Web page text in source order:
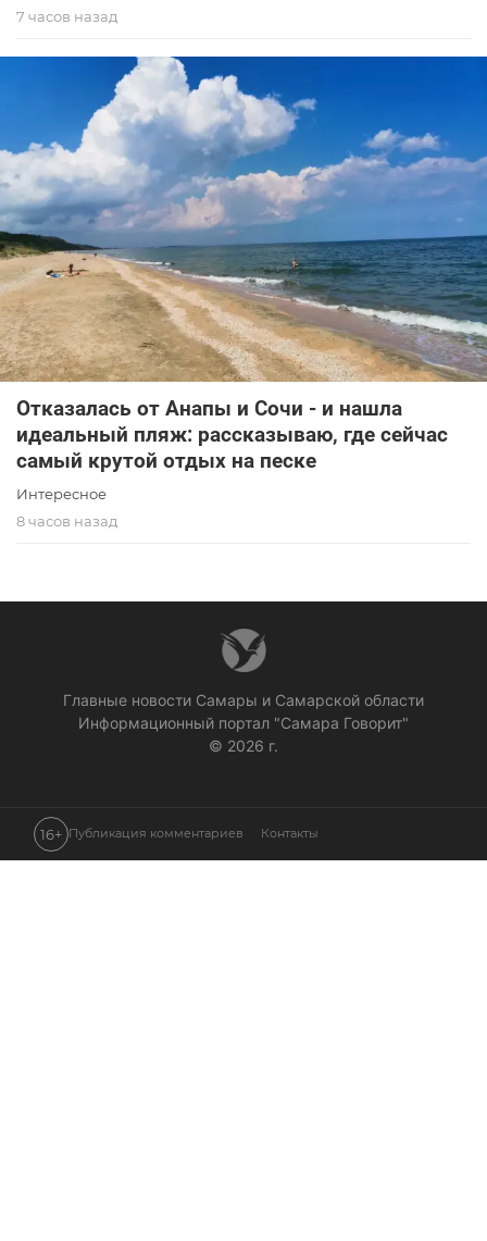
7 часов назад
Отказалась от Анапы и Сочи - и нашла
идеальный пляж: рассказываю, где сейчас
самый крутой отдых на песке
Интересное
8 часов назад
Главные новости Самары и Самарской области
Информационный портал "Самара Говорит"
© 2026 г.
16+ Публикация комментариев Контакты